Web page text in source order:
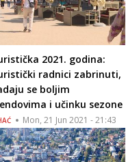
2021. godina:
radnici zabrinuti,
se boljim
i učinku sezone
Mon, 21 Jun 2021 - 21:43